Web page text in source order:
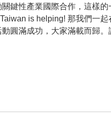
鍵性產業國際合作，這樣
Taiwan is helping! 那我們一
圓滿成功，大家滿載而歸。